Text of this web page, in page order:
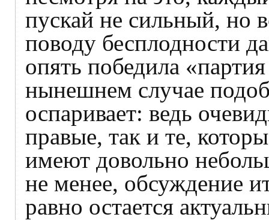
пускай не сильный, но
поводу бесплодности
опять победила
нынешнем случае
оспаривает: ведь
правые, так и те,
имеют довольно
не менее, обсуждение
равно остается